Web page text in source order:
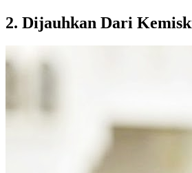
2. Dijauhkan Dari